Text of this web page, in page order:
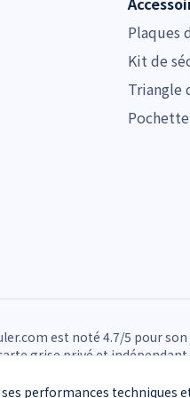
performances techniques
Plaques
Kit de
Triangle
est noté 4.7/5 pour son
grise privé et
légales
CGU